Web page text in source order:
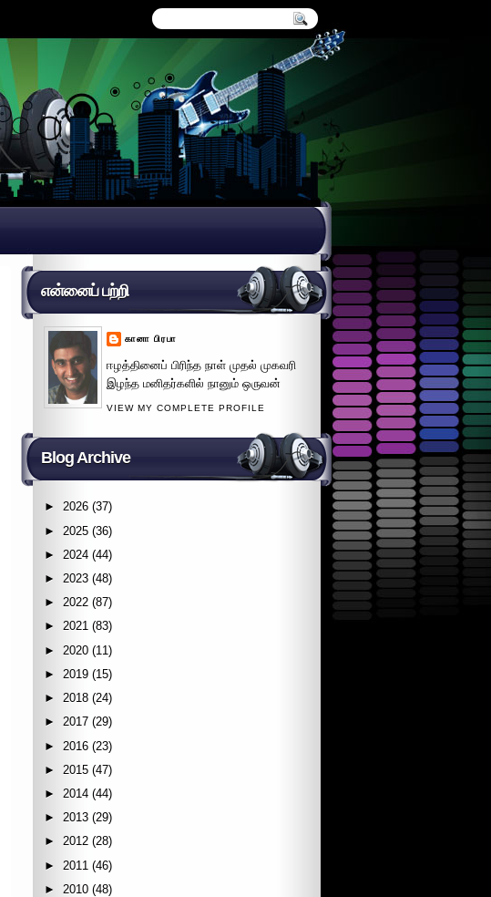
என்னைப் பற்றி
கானா பிரபா
ஈழத்தினைப் பிரிந்த நாள் முதல் முகவரி
இழந்த மனிதர்களில் நானும் ஒருவன்
VIEW MY COMPLETE PROFILE
Blog Archive
► 2026 (37)
► 2025 (36)
► 2024 (44)
► 2023 (48)
► 2022 (87)
► 2021 (83)
► 2020 (11)
► 2019 (15)
► 2018 (24)
► 2017 (29)
► 2016 (23)
► 2015 (47)
► 2014 (44)
► 2013 (29)
► 2012 (28)
► 2011 (46)
► 2010 (48)